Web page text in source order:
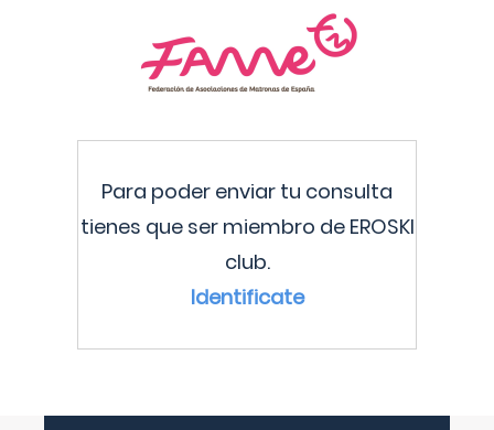
Para poder enviar tu consulta
tienes que ser miembro de EROSKI
club.
Identificate